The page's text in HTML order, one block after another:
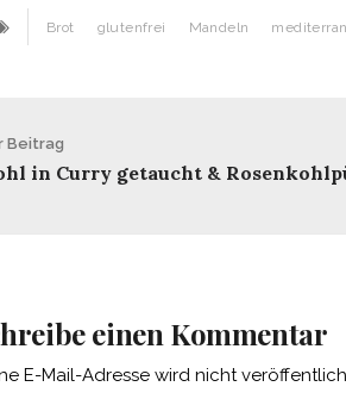
Brot glutenfrei Mandeln mediterran
Beitrag
in Curry getaucht &
einen Kommentar
E-Mail-Adresse wird nicht